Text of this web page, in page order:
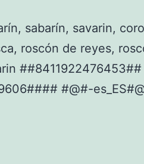
sabarín, savarin,
roscón de reyes,
#@#-